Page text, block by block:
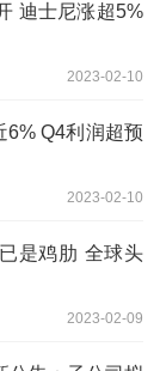
迪士尼涨超5%
2023-02-10
6% Q4利润超预
2023-02-10
是鸡肋 全球头
2023-02-09